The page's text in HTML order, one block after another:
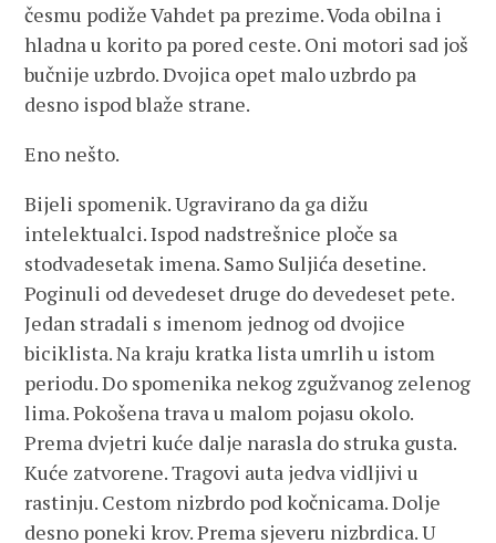
česmu podiže Vahdet pa prezime. Voda obilna i
hladna u korito pa pored ceste. Oni motori sad još
bučnije uzbrdo. Dvojica opet malo uzbrdo pa
desno ispod blaže strane.
Eno nešto.
Bijeli spomenik. Ugravirano da ga dižu
intelektualci. Ispod nadstrešnice ploče sa
stodvadesetak imena. Samo Suljića desetine.
Poginuli od devedeset druge do devedeset pete.
Jedan stradali s imenom jednog od dvojice
biciklista. Na kraju kratka lista umrlih u istom
periodu. Do spomenika nekog zgužvanog zelenog
lima. Pokošena trava u malom pojasu okolo.
Prema dvjetri kuće dalje narasla do struka gusta.
Kuće zatvorene. Tragovi auta jedva vidljivi u
rastinju. Cestom nizbrdo pod kočnicama. Dolje
desno poneki krov. Prema sjeveru nizbrdica. U